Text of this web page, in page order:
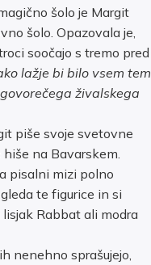
šolo je Margit
šolo. Opazovala je,
soočajo s tremo pred
lažje bi bilo vsem tem
živalskega
piše svoje svetovne
na Bavarskem.
pisalni mizi polno
te figurice in si
Rabbat ali modra
nenehno sprašujejo,